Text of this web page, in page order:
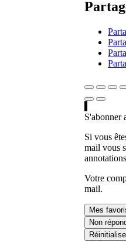
S'abonner
Si vous
mail vous
Votre
mail.
Mes
Non